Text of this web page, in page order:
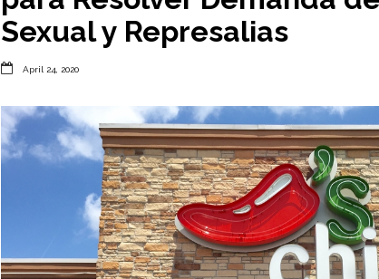
Sexual y Represalias
 April 24, 2020